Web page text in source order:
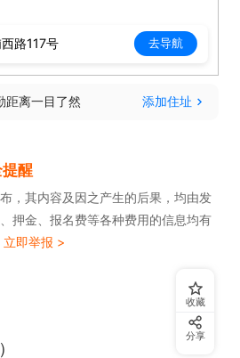
范，落实护理区域消毒、卫生
等工作，杜绝交叉感染
业大专及以上学历，持有护士
/妇产医院/儿科护理管理工作经
路117号 去导航
距离一目了然 添加住址
醒
，其内容及因之产生的后果，均由发
押金、报名费等各种费用的信息均有
立即举报 >
收藏
分享